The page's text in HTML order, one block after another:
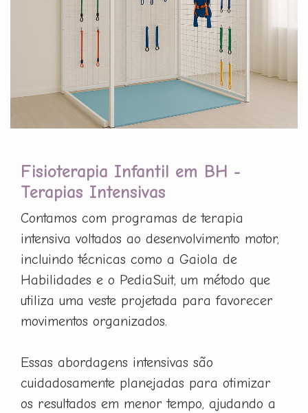
Fisioterapia Infantil em BH -
Terapias Intensivas
Contamos com programas de terapia
intensiva voltados ao desenvolvimento motor,
incluindo técnicas como a Gaiola de
Habilidades e o PediaSuit, um método que
utiliza uma veste projetada para favorecer
movimentos organizados.
Essas abordagens intensivas são
cuidadosamente planejadas para otimizar
os resultados em menor tempo, ajudando a